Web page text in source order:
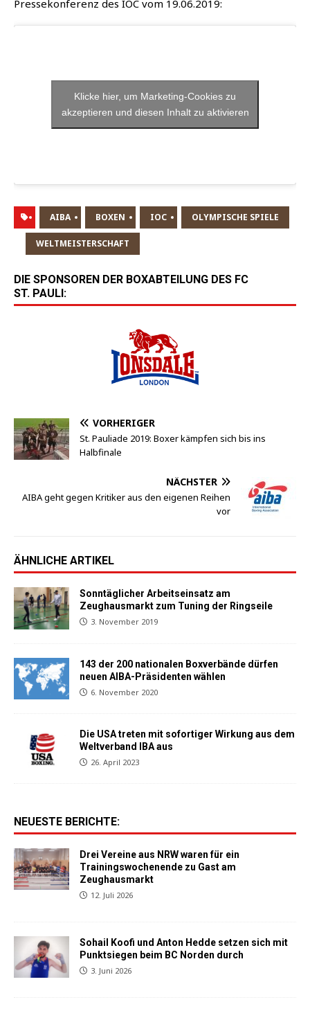
Pres­se­kon­fe­renz des IOC vom 19.06.2019:
Klicke hier, um Marketing-Cookies zu
akzeptieren und diesen Inhalt zu aktivieren
AIBA BOXEN IOC OLYMPISCHE SPIELE
WELTMEISTERSCHAFT
DIE SPONSOREN DER BOXABTEILUNG DES FC
ST. PAULI:
VORHERIGER
St. Pauliade 2019: Boxer kämpfen sich bis ins
Halbfinale
NÄCHSTER
AIBA geht gegen Kritiker aus den eigenen Reihen
vor
ÄHNLICHE ARTIKEL
Sonntäglicher Arbeitseinsatz am
Zeughausmarkt zum Tuning der Ringseile
3. November 2019
143 der 200 nationalen Boxverbände dürfen
neuen AIBA-Präsidenten wählen
6. November 2020
Die USA treten mit sofortiger Wirkung aus dem
Weltverband IBA aus
26. April 2023
NEUESTE BERICHTE:
Drei Vereine aus NRW waren für ein
Trainingswochenende zu Gast am
Zeughausmarkt
12. Juli 2026
Sohail Koofi und Anton Hedde setzen sich mit
Punktsiegen beim BC Norden durch
3. Juni 2026